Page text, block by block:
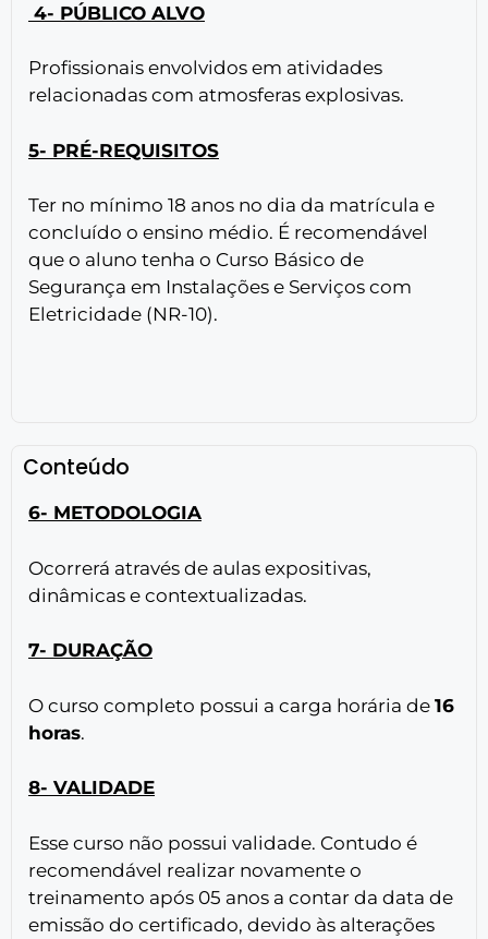
4- PÚBLICO ALVO
Profissionais envolvidos em atividades
relacionadas com atmosferas explosivas.
5- PRÉ-REQUISITOS
Ter no mínimo 18 anos no dia da matrícula e
concluído o ensino médio. É recomendável
que o aluno tenha o Curso Básico de
Segurança em Instalações e Serviços com
Eletricidade (NR-10).
Conteúdo
6- METODOLOGIA
Ocorrerá através de aulas expositivas,
dinâmicas e contextualizadas.
7- DURAÇÃO
O curso completo possui a carga horária de 16
horas.
8- VALIDADE
Esse curso não possui validade. Contudo é
recomendável realizar novamente o
treinamento após 05 anos a contar da data de
emissão do certificado, devido às alterações